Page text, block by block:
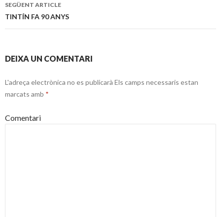
articles
SEGÜENT ARTICLE
TINTÍN FA 90 ANYS
DEIXA UN COMENTARI
L'adreça electrònica no es publicarà Els camps necessaris estan
marcats amb *
Comentari